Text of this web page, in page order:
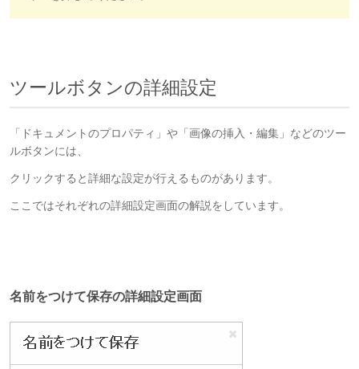
ツールボタンの詳細設定
「ドキュメントのプロパティ」や「画像の挿入・編集」などのツー
ルボタンには、
クリックすると詳細な設定が行えるものがあります。
ここではそれぞれの詳細設定画面の解説をしています。
名前をつけて保存の詳細設定画面